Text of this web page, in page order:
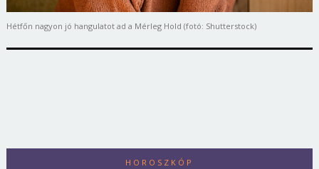
Hétfőn nagyon jó hangulatot ad a Mérleg Hold (fotó: Shutterstock)
HOROSZKÓP